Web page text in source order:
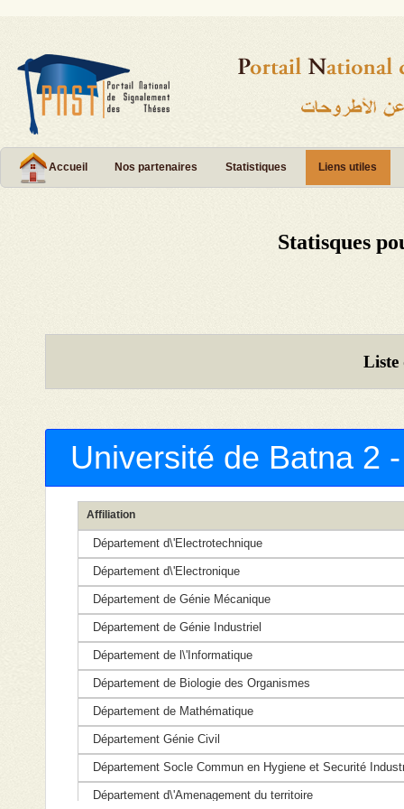
Accueil Nos partenaires Statistiques Liens utiles
Statisques
Liste
Université de Batna 2
Affiliation
Département d\'Electrotechnique
Département d\'Electronique
Département de Génie Mécanique
Département de Génie Industriel
Département de l\'Informatique
Département de Biologie des Organismes
Département de Mathématique
Département Génie Civil
Département Socle Commun en Hygiene et Securité
Département d\'Amenagement du territoire